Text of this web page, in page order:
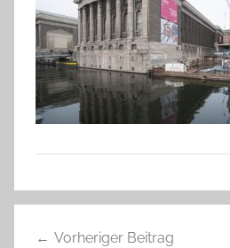
Vorheriger Beitrag